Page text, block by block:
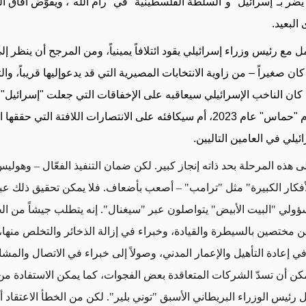
البعيد.
مع رئيس وزراء إسرائيلي يقود ائتلافاً يمينياً، ومن المرجح أن ينظر
صغيراً – من زاوية الانتخابات المصيرية التي قد يدعوإليها قريباً،
كان الناخب الإسرائيلي سيعاقبه على الإخفاقات التي جعلت
لهجوم "حماس" عام 2023، أم سيكافئه على الانتصارات اللافتة التي
في العامين التاليين.
هذه المرحلة بحد ذاته إنجاز كبير. لكن ضمان التنفيذ الفعّال –
الكبيرة" مثل "ترامب" – أصعب بأضعاف. فلا يمكن تحقيق ذلك
"البيت الأبيض" يتواصلون عبر "سيغنال". إنه يتطلب جيشاً من
مختصين بالسيطرة والقيادة، وخبراء في إزالة الذخائر والتخلص
التأهيل والإعمار المدني، وصولاً إلى خبراء في الاتصال
أن تسدّ الشركات المتعاقدة بعض الفجوات، كما يمكن الاستفادة
الوزراء البريطاني الأسبق "توني بلير". لكن من الخطأ